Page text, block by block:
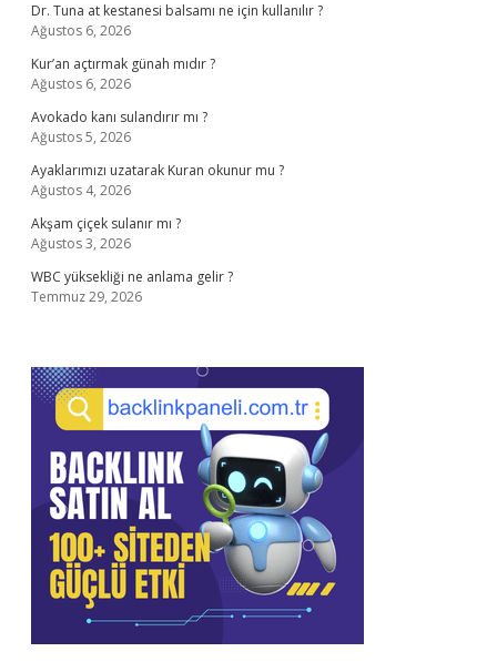
Dr. Tuna at kestanesi balsamı ne için kullanılır ?
Ağustos 6, 2026
Kur’an açtırmak günah mıdır ?
Ağustos 6, 2026
Avokado kanı sulandırır mı ?
Ağustos 5, 2026
Ayaklarımızı uzatarak Kuran okunur mu ?
Ağustos 4, 2026
Akşam çiçek sulanır mı ?
Ağustos 3, 2026
WBC yüksekliği ne anlama gelir ?
Temmuz 29, 2026